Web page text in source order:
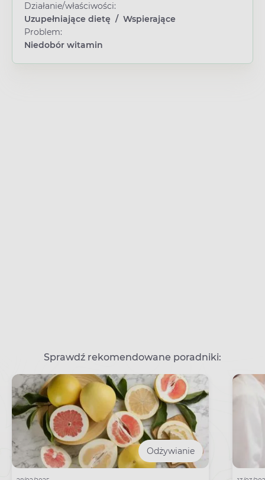
Działanie/właściwości:
Uzupełniające dietę / Wspierające
Problem:
Niedobór witamin
Sprawdź rekomendowane poradniki:
Odżywianie